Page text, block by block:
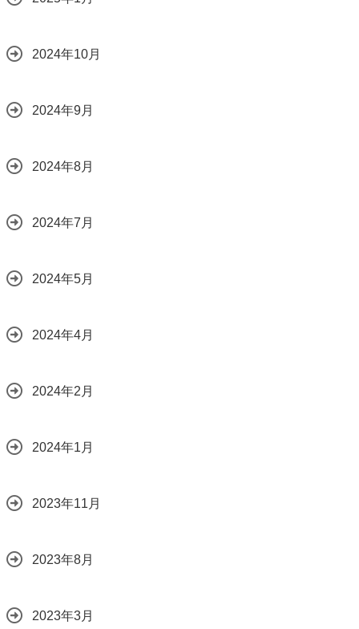
2024年10月
2024年9月
2024年8月
2024年7月
2024年5月
2024年4月
2024年2月
2024年1月
2023年11月
2023年8月
2023年3月